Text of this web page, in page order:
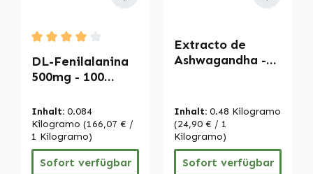
Durchschnittliche Bewertung von 4 von 5 Sternen
DL-Fenilalanina
500mg - 100
alta dosis y
vegano | Warnke
Vitalstoffe
Inhalt: 0.084
Kilogramo (166,07 € /
1 Kilogramo)
Sofort verfügbar
Extracto de
Ashwagandha -
Vitalstoffe
Inhalt: 0.48 Kilogramo
(24,90 € / 1
Kilogramo)
Sofort verfügbar